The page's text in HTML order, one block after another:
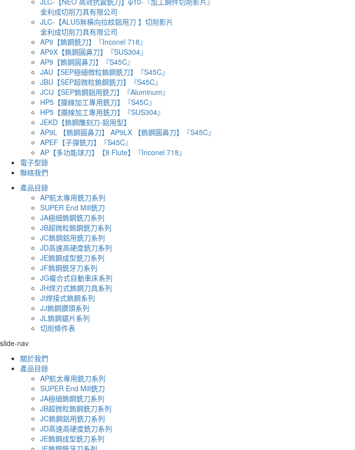
金利成切削刀具有限公司
JLC-【ALUS無橫向拉紋鋁用刀 】切削影片
金利成切削刀具有限公司
AP9【鎢鋼銑刀】『Inconel 718』
AP9X【鎢鋼圓鼻刀】『SUS304』
AP9【鎢鋼圓鼻刀】『S45C』
JAU【SEP極細微粒鎢鋼銑刀】『S45C』
JBU【SEP超微粒鎢鋼銑刀】『S45C』
JCU【SEP鎢鋼鋁用銑刀】『Aluminum』
HP5【擺線加工專用銑刀】『S45C』
HP5【擺線加工專用銑刀】『SUS304』
JEKD【鎢鋼雕刻刀-鋁用型】
AP9L 【鎢鋼圓鼻刀】 AP9LX 【鎢鋼圓鼻刀】『S45C』
APEF【子彈銑刀】『S45C』
AP【多功能球刀】【8 Flute】『Inconel 718』
電子型錄
聯絡我們
產品目錄
AP航太專用銑刀系列
SUPER End Mill銑刀
JA極細鎢鋼銑刀系列
JB超微粒鎢鋼銑刀系列
JC鎢鋼鋁用銑刀系列
JD高速高硬度銑刀系列
JE鎢鋼成型銑刀系列
JF鎢鋼銑牙刀系列
JG複合式自動車床系列
JH焊刃式鎢鋼刀具系列
JI焊接式鎢鋼系列
JJ鎢鋼鑽頭系列
JL鎢鋼鋸片系列
切削條件表
slide-nav
關於我們
產品目錄
AP航太專用銑刀系列
SUPER End Mill銑刀
JA極細鎢鋼銑刀系列
JB超微粒鎢鋼銑刀系列
JC鎢鋼鋁用銑刀系列
JD高速高硬度銑刀系列
JE鎢鋼成型銑刀系列